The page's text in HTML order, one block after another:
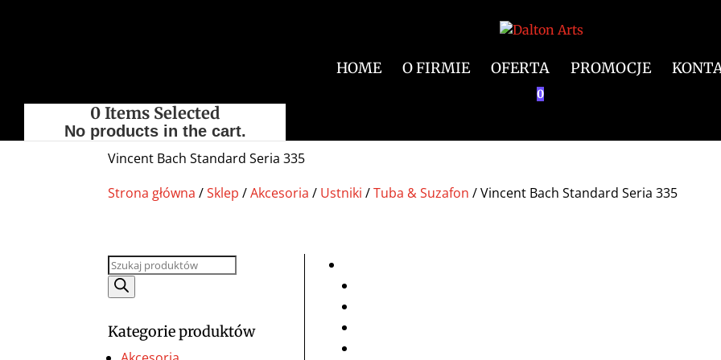
HOME O FIRMIE OFERTA PROMOCJE
0
0 Items Selected
No products in the cart.
Vincent Bach Standard Seria 335
Strona główna /Sklep /Akcesoria / Ustniki /Tuba & Suzafon / Vincent Bach Standard Seria 335
Wyszukiwarka
produktów
Kategorie produktów